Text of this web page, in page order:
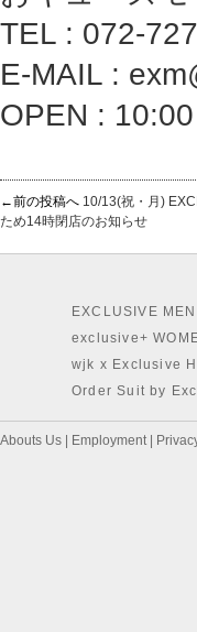
TEL : 072-
E-MAIL :
OPEN :
←前の投稿へ 10/13(祝・月)
ため14時閉店のお知らせ
EXCLUSIVE
exclusive+
wjk x Exclusive
Order Suit by
Abouts Us Employment|